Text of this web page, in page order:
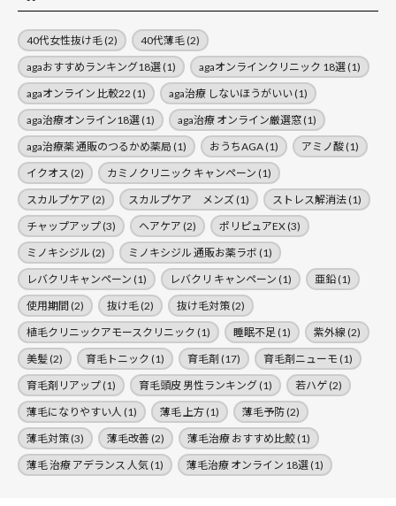
40代女性抜け毛(2) 40代薄毛(2)
agaおすすめランキング18選(1) agaオンラインクリニック 18選(1)
agaオンライン 比較22 (1) aga治療 しないほうがいい(1)
aga治療オンライン18選(1) aga治療 オンライン厳選窓(1)
aga治療薬 通販のつるかめ薬局 (1) おうちAGA(1) アミノ酸(1)
イクオス (2) カミノクリニック キャンペーン (1)
スカルプケア (2) スカルプケア メンズ(1) ストレス解消法(1)
チャップアップ(3) ヘアケア (2) ポリピュアEX(3)
ミノキシジル (2) ミノキシジル 通販お薬ラボ (1)
レバクリキャンペーン (1) レバクリ キャンペーン (1) 亜鉛(1)
使用期間 (2) 抜け毛(2) 抜け毛対策(2)
植毛クリニックアモースクリニック (1) 睡眠不足 (1) 紫外線(2)
美髪(2) 育毛トニック (1) 育毛剤 (17) 育毛剤ニューモ (1)
育毛剤リアップ(1) 育毛頭皮 男性ランキング(1) 若ハゲ(2)
薄毛になりやすい人 (1) 薄毛 上方(1) 薄毛予防(2)
薄毛対策(3) 薄毛改善 (2) 薄毛治療 おすすめ比鮫(1)
薄毛 治療 アデランス 人気(1) 薄毛治療 オンライン 18選(1)